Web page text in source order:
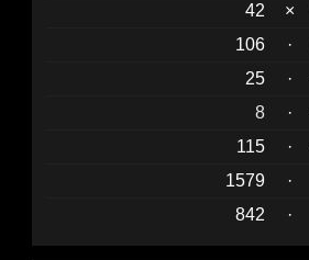
42
×
106
·
25
·
8
·
115
·
1579 ·
842
·